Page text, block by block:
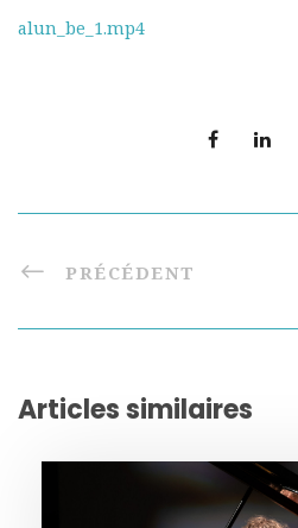
alun_be_1.mp4
PRÉCÉDENT
Articles similaires